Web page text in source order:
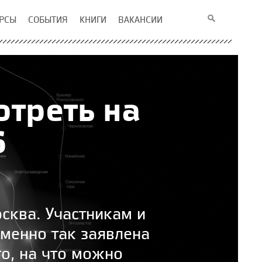
СОБЫТИЯ КНИГИ ВАКАНСИИ
на
Участникам и
так заявлена
на что можно